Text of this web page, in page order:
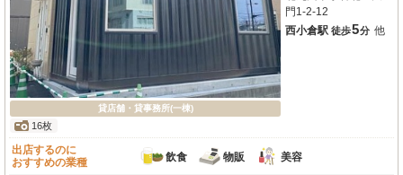
貸店舗・貸事務所(一棟)
16枚
門1-2-12
西小倉駅 徒歩5分 他
出店するのに
おすすめの業種
飲食 物販 美容